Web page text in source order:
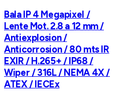
Bala IP 4 Megapixel /
Lente Mot. 2.8 a 12 mm /
Antiexplosion /
Anticorrosion / 80 mts IR
EXIR / H.265+ / IP68 /
Wiper / 316L / NEMA 4X /
ATEX / IECEx